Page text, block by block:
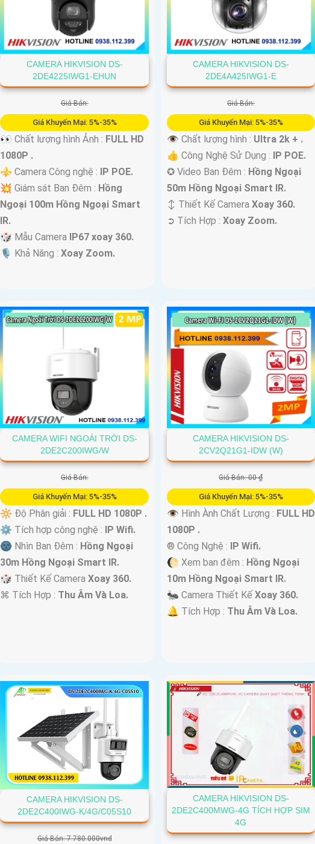
CAMERA HIKVISION DS-
2DE4225IWG1-EHUN
Giá Bán:
Giá Khuyến Mại: 5%-35%
️
👀 Chất lượng hình Ảnh : FULL HD
1080P .
⚜️ Camera Công nghệ : IP POE.
💥 Giám sát Ban Đêm : Hồng
Ngoại 100m Hồng Ngoại Smart
IR.
🎲 Mẫu Camera IP67 xoay 360.
️🎙 Khả Năng :Xoay Zoom.
CAMERA HIKVISION DS-
2DE4A425IWG1-E
Giá Bán:
Giá Khuyến Mại: 5%-35%
👁 Chất lượng hình : Ultra 2k + .
👍 Công Nghệ Sử Dụng : IP POE.
✪ Video Ban Đêm : Hồng Ngoại
50m Hồng Ngoại Smart IR.
↕️ Thiết Kế Camera Xoay 360.
️➲ Tích Hợp : Xoay Zoom.
CAMERA WIFI NGOÀI TRỜI DS-
2DE2C200IWG/W
Giá Bán:
Giá Khuyến Mại: 5%-35%
🔆 Độ Phân giải : FULL HD 1080P .
⚙ Tích hợp công nghệ : IP Wifi.
🌚 Nhìn Ban Đêm : Hồng Ngoại
30m Hồng Ngoại Smart IR.
🎲 Thiết Kế CameraXoay 360.
️⌘ Tích Hợp : Thu Âm Và Loa.
CAMERA HIKVISION DS-
2CV2Q21G1-IDW (W)
Giá Bán: 00 ₫
Giá Khuyến Mại: 5%-35%
👁 Hình Ành Chất Lượng : FULL HD
1080P .
®️ Công Nghệ : IP Wifi.
🌔 Xem ban đêm : Hồng Ngoại
10m Hồng Ngoại Smart IR.
🐜 Camera Thiết Kế Xoay 360.
️🔔 Tích Hợp : Thu Âm Và Loa.
CAMERA HIKVISION DS-
2DE2C400IWG-K/4G/C05S10
Giá Bán: 7.780.000vnd
CAMERA HIKVISION DS-
2DE2C400MWG-4G TÍCH HỢP SIM
4G